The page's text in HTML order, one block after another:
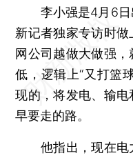
李小强是4月6日
新记者独家专访时
网公司越做大做强
低，逻辑上“又打篮
现的，将发电、输
早要走的路。
他指出，现在电